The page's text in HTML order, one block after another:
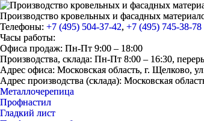
Производство кровельных и фасадных
Телефоны: +7 (495) 504-37-42, +7 (495) 745-38-78
Часы работы:
Офиса продаж: Пн-Пт 9:00 – 18:00
Производства, склада: Пн-Пт 8:00 – 16:30,
Адрес офиса: Московская область, г. Щелково,
Адрес производства (склада): Московская
Металлочерепица
Профнастил
Гладкий лист